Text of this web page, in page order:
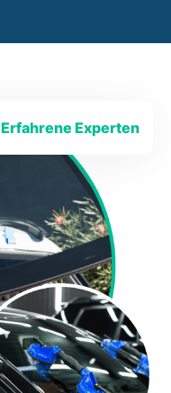
Erfahrene Experten